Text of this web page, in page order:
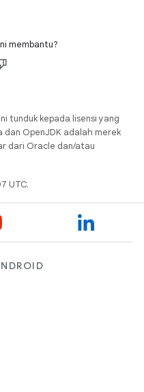
membantu?
tunduk kepada lisensi yang
dan OpenJDK adalah merek
dari Oracle dan/atau
UTC.